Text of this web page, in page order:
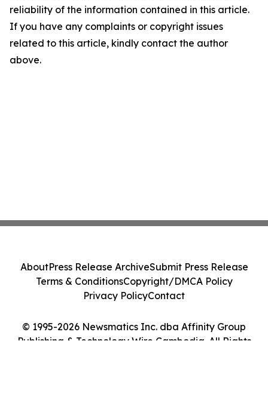
reliability of the information contained in this article.
If you have any complaints or copyright issues
related to this article, kindly contact the author
above.
© 1995-2026 Newsmatics Inc. dba Affinity Group
Publishing & Technology Wire Cambodia. All Rights
AboutPress Release ArchiveSubmit Press Release
Terms & ConditionsCopyright/DMCA Policy
Privacy PolicyContact